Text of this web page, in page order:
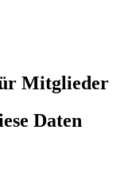
Mitglieder
Daten